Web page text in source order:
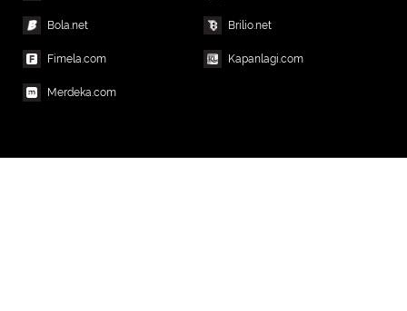
Bola.net Brilio.net
Fimela.com Kapanlagi.com
Merdeka.com